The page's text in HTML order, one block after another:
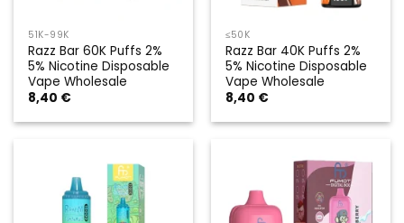
51K-99K
Razz Bar 60K Puffs 2%
5% Nicotine Disposable
Vape Wholesale
8,40 €
≤50K
Razz Bar 40K Puffs 2%
5% Nicotine Disposable
Vape Wholesale
8,40 €